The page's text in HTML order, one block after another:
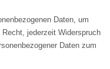
Daten, um
jederzeit Widerspruch
Daten zum